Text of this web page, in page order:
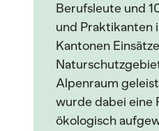
Berufsleute und
und Praktikanten
Kantonen
Alpenraum
wurde dabei eine
ökologisch